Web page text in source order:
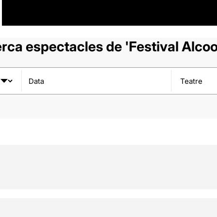
espectacles de 'Festival
Data